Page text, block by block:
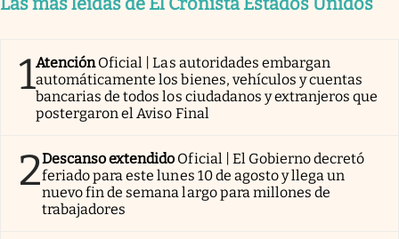
1AtenciónOficial | Las autoridades embargan
automáticamente los bienes, vehículos y cuentas
bancarias de todos los ciudadanos y extranjeros que
postergaron el Aviso Final
2Descanso extendido Oficial | El Gobierno decretó
feriado para este lunes 10 de agosto y llega un
nuevo fin de semana largo para millones de
trabajadores